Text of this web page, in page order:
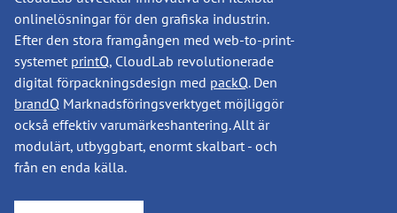
onlinelösningar för den grafiska industrin.
Efter den stora framgången med web-to-print-
systemet printQ, CloudLab revolutionerade
digital förpackningsdesign med packQ. Den
brandQ Marknadsföringsverktyget möjliggör
också effektiv varumärkeshantering. Allt är
modulärt, utbyggbart, enormt skalbart - och
från en enda källa.